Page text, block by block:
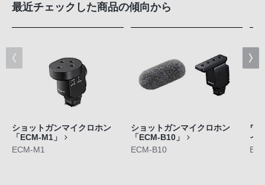
最近チェックした商品の傾向から
ショットガンマイクロホン
「ECM-M1」
ECM-M1
ショットガンマイクロホン
「ECM-B10」
ECM-B10
ワ
イ